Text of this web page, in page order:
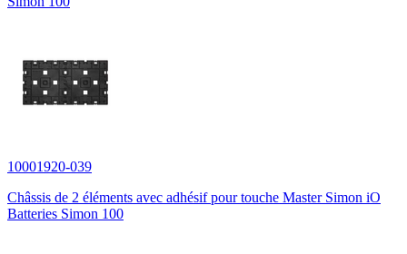
10001920-039
Châssis de 2 éléments avec adhésif pour touche Master Simon iO
Batteries Simon 100